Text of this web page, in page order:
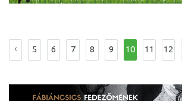
5 6 7 8 9 10 11 12